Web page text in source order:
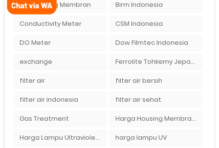
Beli Housing Membran Birm Indonesia
Conductivity Meter CSM Indonesia
DO Meter Dow Filmtec Indonesia
exchange Ferrolite Tohkemy Jepang Indonesia
filter air filter air bersih
filter air indonesia filter air sehat
Gas Treatment Harga Housing Membran RO 2000 GPD
Harga Lampu Ultraviolet Depot Air Isi Ulang harga lampu UV